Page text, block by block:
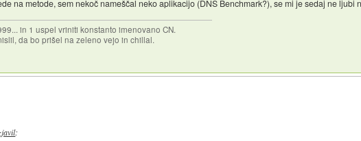
na metode, sem nekoč nameščal neko aplikacijo (DNS Benchmark?), se mi je sedaj ne ljubi
in 1 uspel vriniti konstanto imenovano CN.
da bo prišel na zeleno vejo in chillal.
: